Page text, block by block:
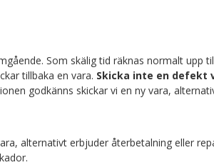
Som skälig tid räknas normalt upp
tillbaka en vara. Skicka inte en defekt
godkänns skickar vi en ny vara,
alternativt erbjuder återbetalning eller